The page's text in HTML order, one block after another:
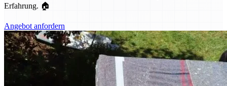
Erfahrung. 🏠
Angebot anfordern